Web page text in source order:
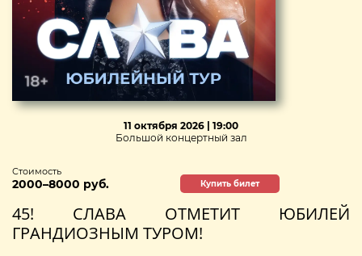
11 октября 2026 | 19:00
Большой концертный зал
Стоимость
2000–8000 руб. Купить билет
45! СЛАВА ОТМЕТИТ ЮБИЛЕЙ
ГРАНДИОЗНЫМ ТУРОМ!